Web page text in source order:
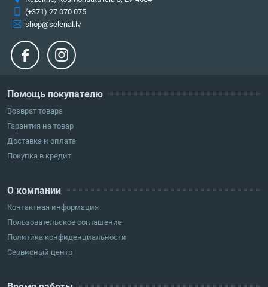
Помощь покупателю
Возврат товара
Гарантия на товар
Доставка и оплата
Покупка в кредит
О компании
Контактная информация
Пользовательское соглашение
Политика конфиденциальности
Сервисный центр
(+371) 27 070 075
shop@selenal.lv